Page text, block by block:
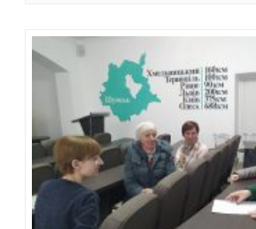
потребами
o
k
p
p